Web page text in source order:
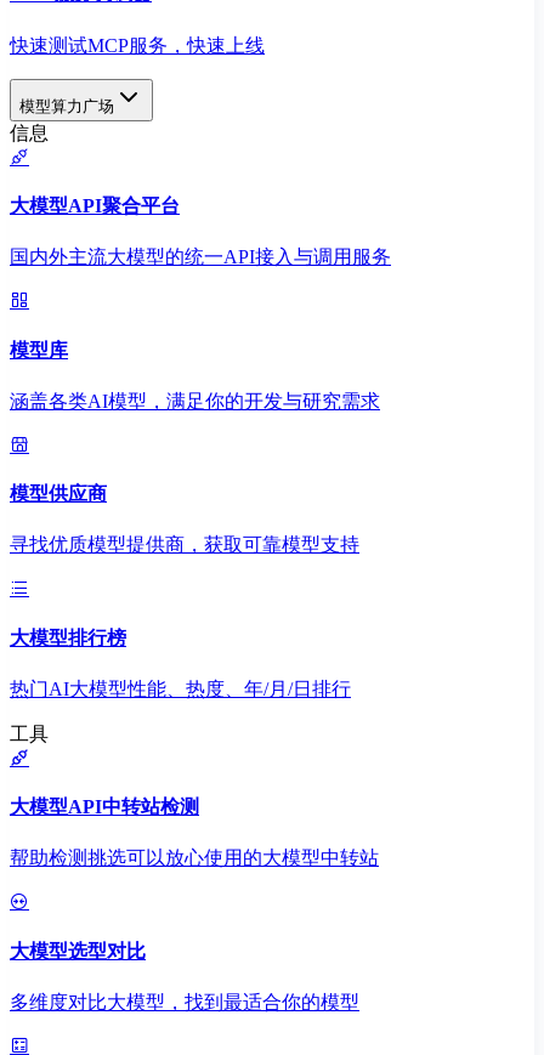
快速测试MCP服务，快速上线
模型算力广场
信息
大模型API聚合平台
国内外主流大模型的统一API接入与调用服务
模型库
涵盖各类AI模型，满足你的开发与研究需求
模型供应商
寻找优质模型提供商，获取可靠模型支持
大模型排行榜
热门AI大模型性能、热度、年/月/日排行
工具
大模型API中转站检测
帮助检测挑选可以放心使用的大模型中转站
大模型选型对比
多维度对比大模型，找到最适合你的模型